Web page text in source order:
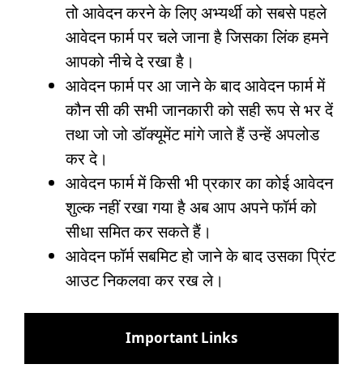
तो आवेदन करने के लिए अभ्यर्थी को सबसे पहले
आवेदन फार्म पर चले जाना है जिसका लिंक हमने
आपको नीचे दे रखा है।
आवेदन फार्म पर आ जाने के बाद आवेदन फार्म में
कौन सी की सभी जानकारी को सही रूप से भर दें
तथा जो जो डॉक्यूमेंट मांगे जाते हैं उन्हें अपलोड
कर दे।
आवेदन फार्म में किसी भी प्रकार का कोई आवेदन
शुल्क नहीं रखा गया है अब आप अपने फॉर्म को
सीधा समित कर सकते हैं।
आवेदन फॉर्म सबमिट हो जाने के बाद उसका प्रिंट
आउट निकलवा कर रख ले।
Important Links